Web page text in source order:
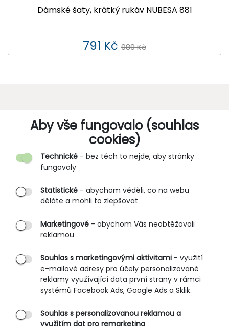
Aby vše fungovalo (souhlas
cookies)
Technické - bez těch to nejde, aby stránky
fungovaly
Statistické - abychom věděli, co na webu
děláte a mohli to zlepšovat
Marketingové - abychom Vás neobtěžovali
reklamou
Souhlas s marketingovými aktivitami - využití
e-mailové adresy pro účely personalizované
reklamy využívající data první strany v rámci
systémů Facebook Ads, Google Ads a Sklik.
Souhlas s personalizovanou reklamou a
Dámské šaty, krátký rukáv NUBESA 881
791 Kč 989 Kč
O SPOLEČNOSTI
O nás
Partnerské prodejny
B2B vstup
PRŮVODCE NAKUPOVÁNÍM
Obchodní podmínky
Rozměrové tabulky
Způsoby doručení
Ochrana osobních údajů
SLUŽBY ZÁKAZNÍKŮM